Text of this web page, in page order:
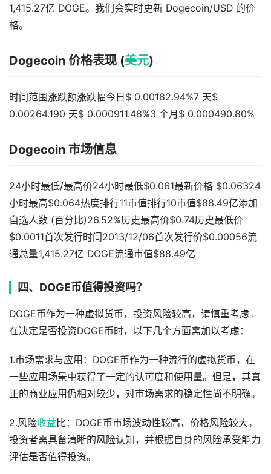
1,415.27亿 DOGE。我们会实时更新 Dogecoin/USD 的价
格。
Dogecoin 价格表现 (美元)
时间范围涨跌额涨跌幅今日$ 0.00182.94%7 天$
0.00264.190 天$ 0.000911.48%3 个月$ 0.000490.80%
Dogecoin 市场信息
24小时最低/最高价24小时最低$0.061最新价格 $0.06324
小时最高$0.064热度排行11市值排行10市值$88.49亿添加
自选人数 (百分比)26.52%历史最高价$0.74历史最低价
$0.0011首次发行时间2013/12/06首次发行价$0.00056流
通总量1,415.27亿 DOGE流通市值$88.49亿
四、DOGE币值得投资吗？
DOGE币作为一种虚拟货币，投资风险较高，请慎重考虑。
在决定是否投资DOGE币时，以下几个方面需加以考虑：
1.市场需求与应用：DOGE币作为一种流行的虚拟货币，在
一些应用场景中获得了一定的认可度和使用量。但是，其真
正的商业应用仍相对较少，对市场需求的稳定性尚不明确。
2.风险收益 比：DOGE币市场波动性较高，价格风险较大。
投资者需具备清晰的风险认知，并根据自身的风险承受能力
评估是否值得投资。